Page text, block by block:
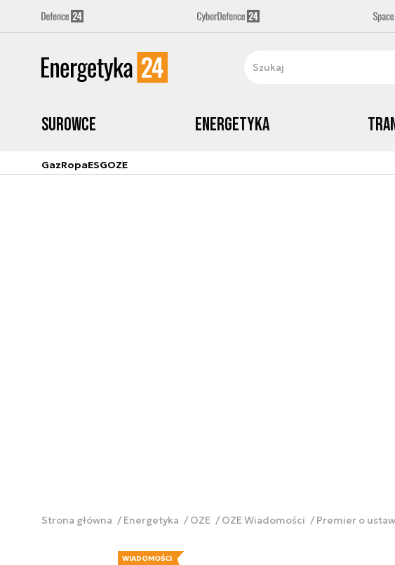
Surowce Energetyka
GazRopaESGOZE
Strona główna Energetyka OZE OZE Wiadomości Premier o
WIADOMOŚCI